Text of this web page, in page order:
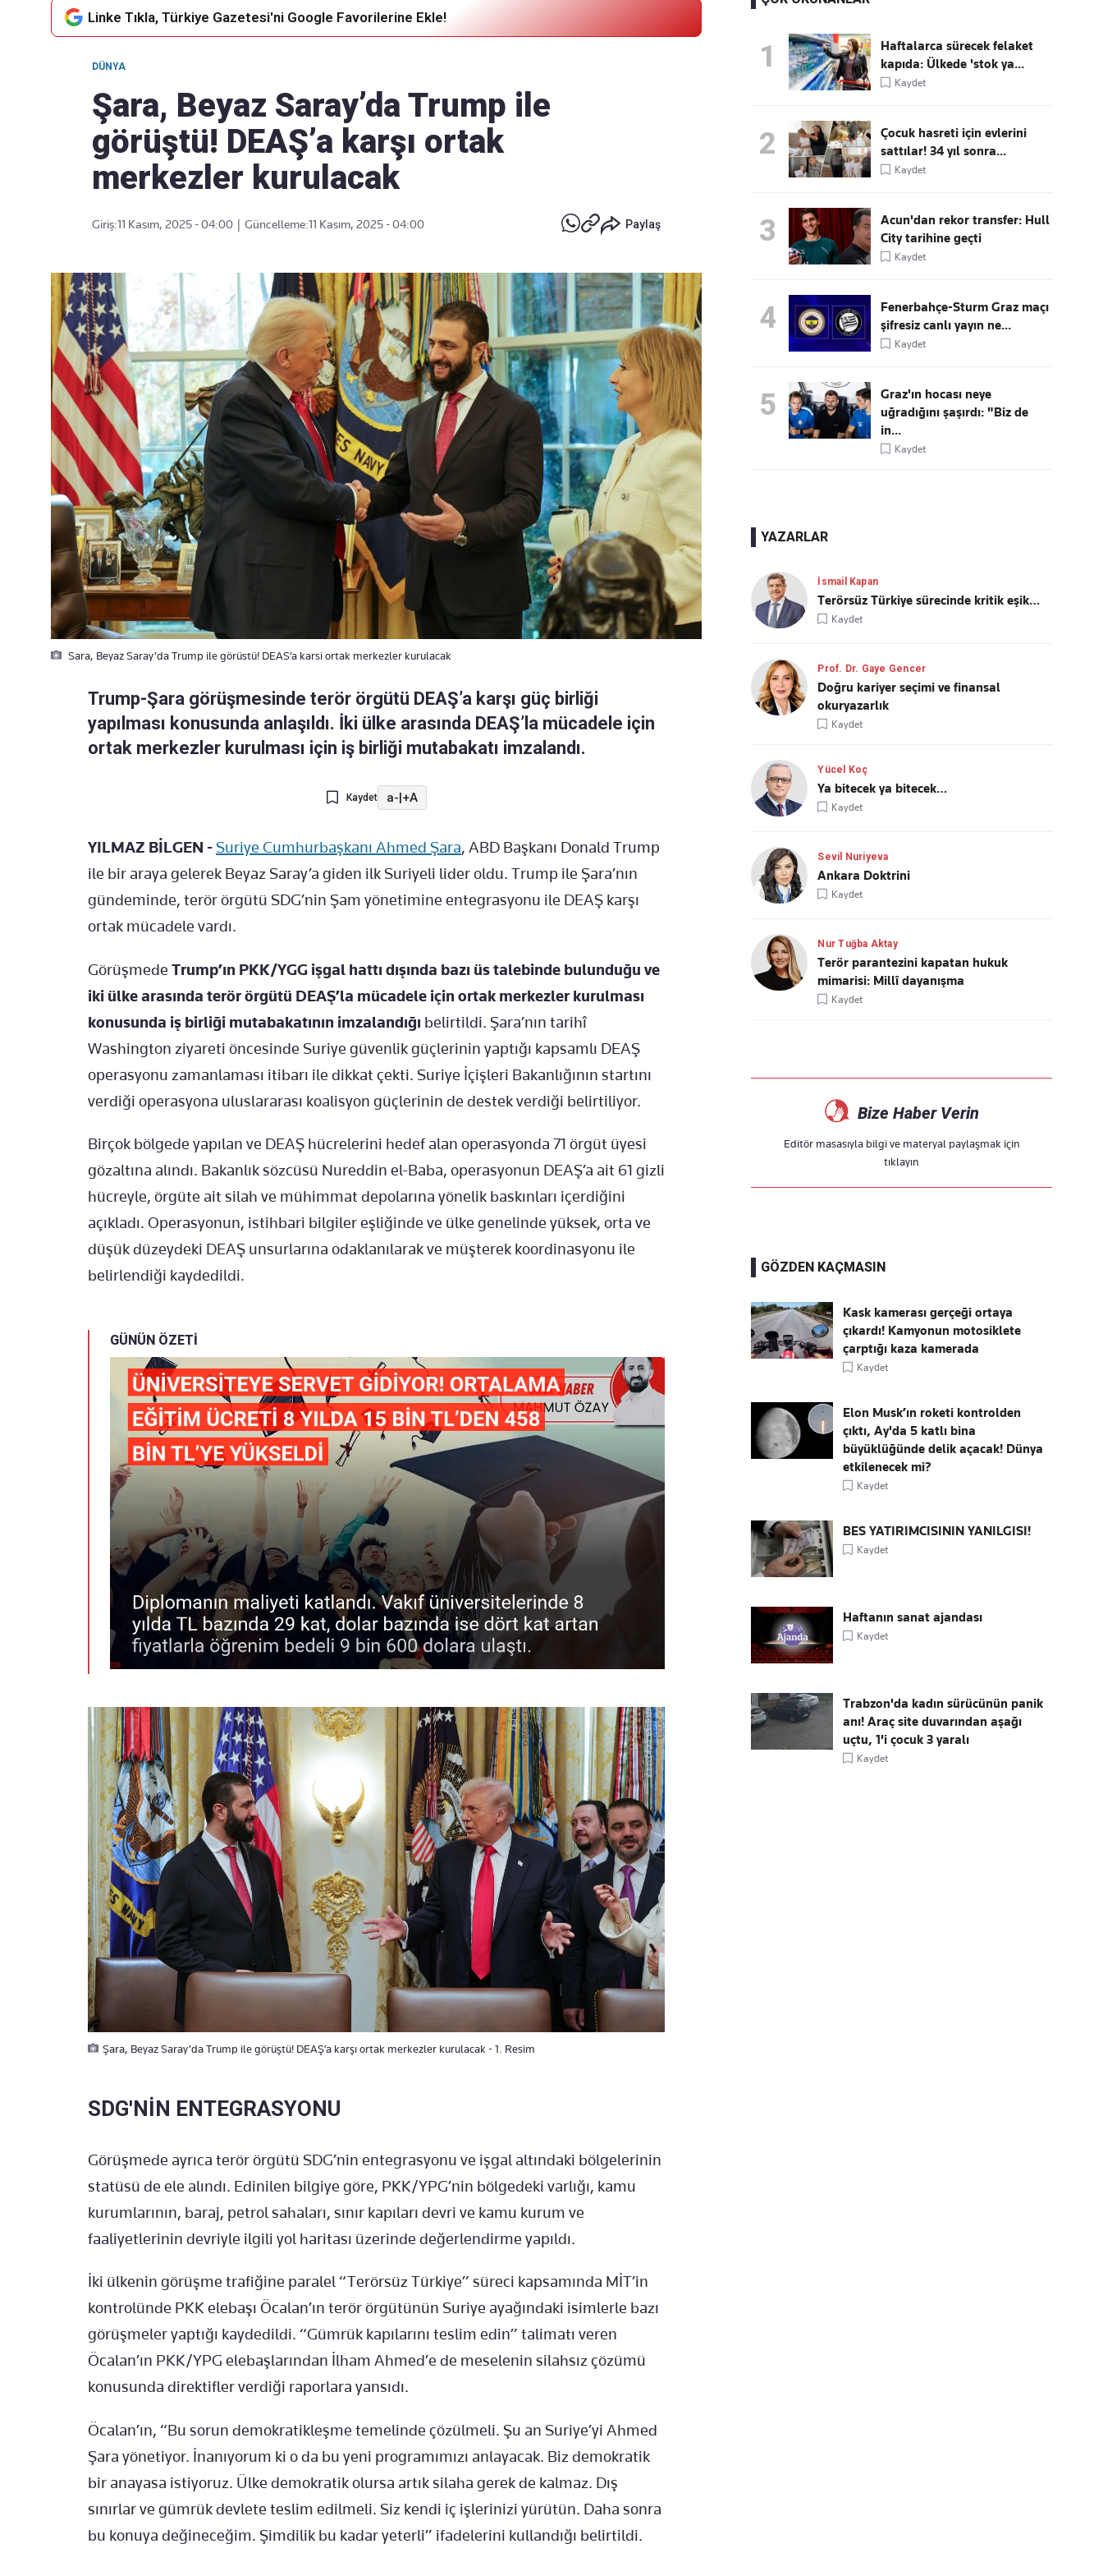
akışımıza ulaşın
göndermek için
Kaçırmayın
Ücretsiz üye olun, gündemi
Linke Tıkla, Türkiye Gazetesi'ni Google Favorilerine Ekle!
DÜNYA
Şara, Beyaz Saray’da Trump ile
görüştü! DEAŞ’a karşı ortak
merkezler kurulacak
Giriş:11 Kasım, 2025 - 04:00 Güncelleme:11 Kasım, 2025 - 04:00 Paylaş
Sara, Beyaz Saray’da Trump ile görüstü! DEAS’a karsi ortak merkezler kurulacak
Trump-Şara görüşmesinde terör örgütü DEAŞ’a karşı güç birliği
yapılması konusunda anlaşıldı. İki ülke arasında DEAŞ’la mücadele için
ortak merkezler kurulması için iş birliği mutabakatı imzalandı.
Kaydet a-|+A
YILMAZ BİLGEN - Suriye Cumhurbaşkanı Ahmed Şara, ABD Başkanı Donald Trump
ile bir araya gelerek Beyaz Saray’a giden ilk Suriyeli lider oldu. Trump ile Şara’nın
gündeminde, terör örgütü SDG’nin Şam yönetimine entegrasyonu ile DEAŞ karşı
ortak mücadele vardı.
Görüşmede Trump’ın PKK/YGG işgal hattı dışında bazı üs talebinde bulunduğu ve
iki ülke arasında terör örgütü DEAŞ’la mücadele için ortak merkezler kurulması
konusunda iş birliği mutabakatının imzalandığı belirtildi. Şara’nın tarihî
Washington ziyareti öncesinde Suriye güvenlik güçlerinin yaptığı kapsamlı DEAŞ
operasyonu zamanlaması itibarı ile dikkat çekti. Suriye İçişleri Bakanlığının startını
verdiği operasyona uluslararası koalisyon güçlerinin de destek verdiği belirtiliyor.
Birçok bölgede yapılan ve DEAŞ hücrelerini hedef alan operasyonda 71 örgüt üyesi
gözaltına alındı. Bakanlık sözcüsü Nureddin el-Baba, operasyonun DEAŞ’a ait 61 gizli
hücreyle, örgüte ait silah ve mühimmat depolarına yönelik baskınları içerdiğini
açıkladı. Operasyonun, istihbari bilgiler eşliğinde ve ülke genelinde yüksek, orta ve
düşük düzeydeki DEAŞ unsurlarına odaklanılarak ve müşterek koordinasyonu ile
belirlendiği kaydedildi.
GÜNÜN ÖZETİ
Şara, Beyaz Saray’da Trump ile görüştü! DEAŞ’a karşı ortak merkezler kurulacak - 1. Resim
SDG'NİN ENTEGRASYONU
Görüşmede ayrıca terör örgütü SDG’nin entegrasyonu ve işgal altındaki bölgelerinin
statüsü de ele alındı. Edinilen bilgiye göre, PKK/YPG’nin bölgedeki varlığı, kamu
kurumlarının, baraj, petrol sahaları, sınır kapıları devri ve kamu kurum ve
faaliyetlerinin devriyle ilgili yol haritası üzerinde değerlendirme yapıldı.
İki ülkenin görüşme trafiğine paralel “Terörsüz Türkiye” süreci kapsamında MİT’in
kontrolünde PKK elebaşı Öcalan’ın terör örgütünün Suriye ayağındaki isimlerle bazı
görüşmeler yaptığı kaydedildi. “Gümrük kapılarını teslim edin” talimatı veren
Öcalan’ın PKK/YPG elebaşlarından İlham Ahmed’e de meselenin silahsız çözümü
konusunda direktifler verdiği raporlara yansıdı.
Öcalan’ın, “Bu sorun demokratikleşme temelinde çözülmeli. Şu an Suriye’yi Ahmed
Şara yönetiyor. İnanıyorum ki o da bu yeni programımızı anlayacak. Biz demokratik
bir anayasa istiyoruz. Ülke demokratik olursa artık silaha gerek de kalmaz. Dış
sınırlar ve gümrük devlete teslim edilmeli. Siz kendi iç işlerinizi yürütün. Daha sonra
bu konuya değineceğim. Şimdilik bu kadar yeterli” ifadelerini kullandığı belirtildi.
1
Haftalarca sürecek felaket
kapıda: Ülkede 'stok ya...
Kaydet
2
Çocuk hasreti için evlerini
sattılar! 34 yıl sonra...
Kaydet
3
Acun'dan rekor transfer: Hull
City tarihine geçti
Kaydet
4
Fenerbahçe-Sturm Graz maçı
şifresiz canlı yayın ne...
Kaydet
5
Graz'ın hocası neye
uğradığını şaşırdı: "Biz de
in...
Kaydet
YAZARLAR
İsmail Kapan
Terörsüz Türkiye sürecinde kritik eşik…
Kaydet
Prof. Dr. Gaye Gencer
Doğru kariyer seçimi ve finansal
okuryazarlık
Kaydet
Yücel Koç
Ya bitecek ya bitecek…
Kaydet
Sevil Nuriyeva
Ankara Doktrini
Kaydet
Nur Tuğba Aktay
Terör parantezini kapatan hukuk
mimarisi: Millî dayanışma
Kaydet
Bize Haber Verin
Editör masasıyla bilgi ve materyal paylaşmak için
tıklayın
GÖZDEN KAÇMASIN
Kask kamerası gerçeği ortaya
çıkardı! Kamyonun motosiklete
çarptığı kaza kamerada
Kaydet
Elon Musk’ın roketi kontrolden
çıktı, Ay'da 5 katlı bina
büyüklüğünde delik açacak! Dünya
etkilenecek mi?
Kaydet
BES YATIRIMCISININ YANILGISI!
Kaydet
Haftanın sanat ajandası
Kaydet
Trabzon'da kadın sürücünün panik
anı! Araç site duvarından aşağı
uçtu, 1'i çocuk 3 yaralı
Kaydet